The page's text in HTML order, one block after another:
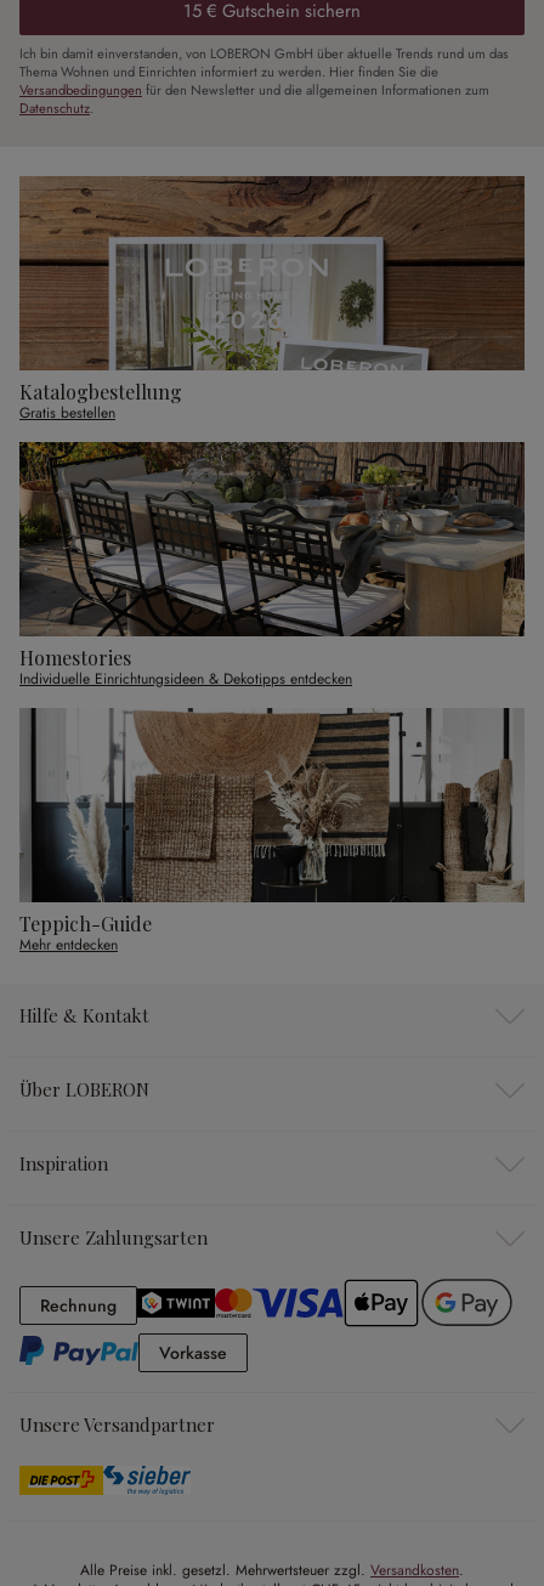
15 € Gutschein sichern
Ich bin damit einverstanden, von LOBERON GmbH über aktuelle Trends rund um das
Thema Wohnen und Einrichten informiert zu werden. Hier finden Sie die
Versandbedingungen für den Newsletter und die allgemeinen Informationen zum
Datenschutz.
Katalogbestellung
Gratis bestellen
Homestories
Individuelle Einrichtungsideen & Dekotipps entdecken
Teppich-Guide
Mehr entdecken
Hilfe & Kontakt
Über LOBERON
Inspiration
Unsere Zahlungsarten
RechnungRechnung
Vorkasse
Unsere Versandpartner
Alle Preise inkl. gesetzl. Mehrwertsteuer zzgl. Versandkosten.